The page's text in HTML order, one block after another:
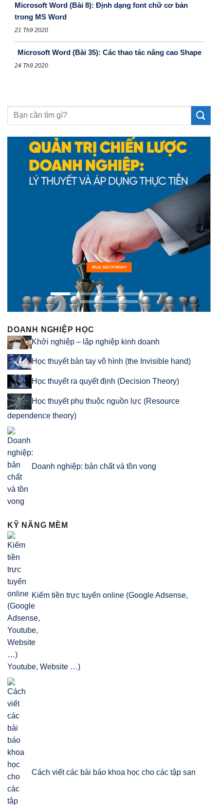
Microsoft Word (Bài 8): Định dạng font chữ cơ bản
trong MS Word
21 Th9 2020
Microsoft Word (Bài 35): Các thao tác nâng cao Shape
24 Th9 2020
MUA SÁCH NGAY
DOANH NGHIỆP HỌC
Khởi nghiệp – lập nghiệp kinh doanh
Học thuyết bàn tay vô hình (the Invisible hand)
Học thuyết ra quyết định (Decision Theory)
Học thuyết phụ thuộc nguồn lực (Resource
dependence theory)
Doanh nghiệp: bản chất và tồn vong
KỸ NĂNG MỀM
Kiếm tiền trực tuyến online (Google Adsense,
Youtube, Website …)
Cách viết các bài báo khoa học cho các tập san